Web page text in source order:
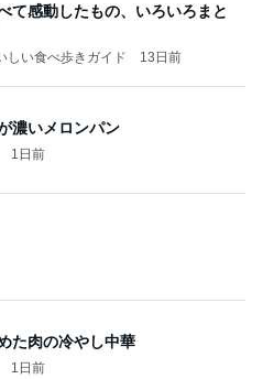
て感動したもの、いろいろまと
しい食べ歩きガイド 13日前
濃いメロンパン
1日前
た肉の冷やし中華
1日前